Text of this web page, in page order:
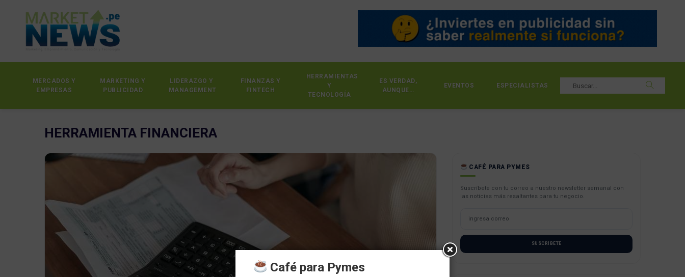
MERCADOS Y
EMPRESAS
MARKETING Y
PUBLICIDAD
LIDERAZGO Y
MANAGEMENT
FINANZAS Y
FINTECH
HERRAMIENTAS
Y
TECNOLOGÍA
ES VERDAD,
AUNQUE…
EVENTOS ESPECIALISTAS
HERRAMIENTA FINANCIERA
CAFÉ PARA PYMES
Suscríbete con tu correo a nuestro newsletter semanal con
las noticias más resaltantes para tu negocio.
SUSCRÍBETE
Café para Pymes